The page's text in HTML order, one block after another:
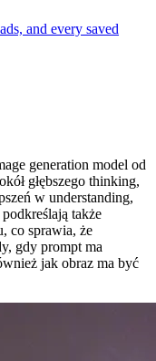
and every saved
generation model od
głębszego thinking,
w understanding,
także
co sprawia, że
gdy prompt ma
jak obraz ma być